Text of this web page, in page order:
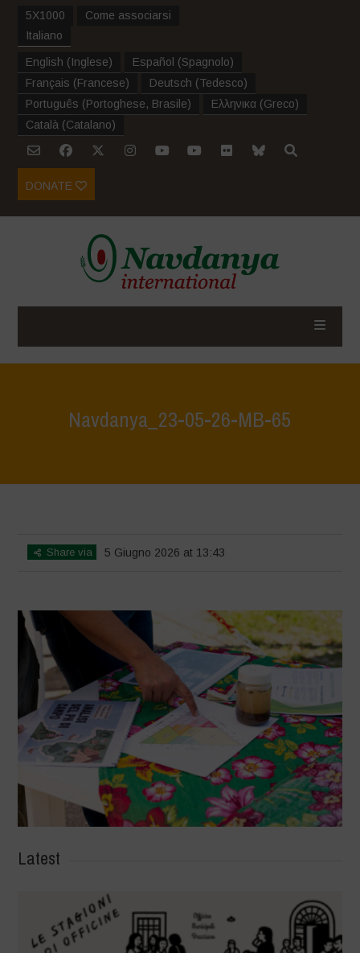
5X1000
Come associarsi
Italiano
English (Inglese) Español (Spagnolo)
Français (Francese) Deutsch (Tedesco)
Português (Portoghese, Brasile) Ελληνικα (Greco)
Català (Catalano)
DONATE
Navdanya_23-05-26-MB-65
Share via 5 Giugno 2026 at 13:43
Latest